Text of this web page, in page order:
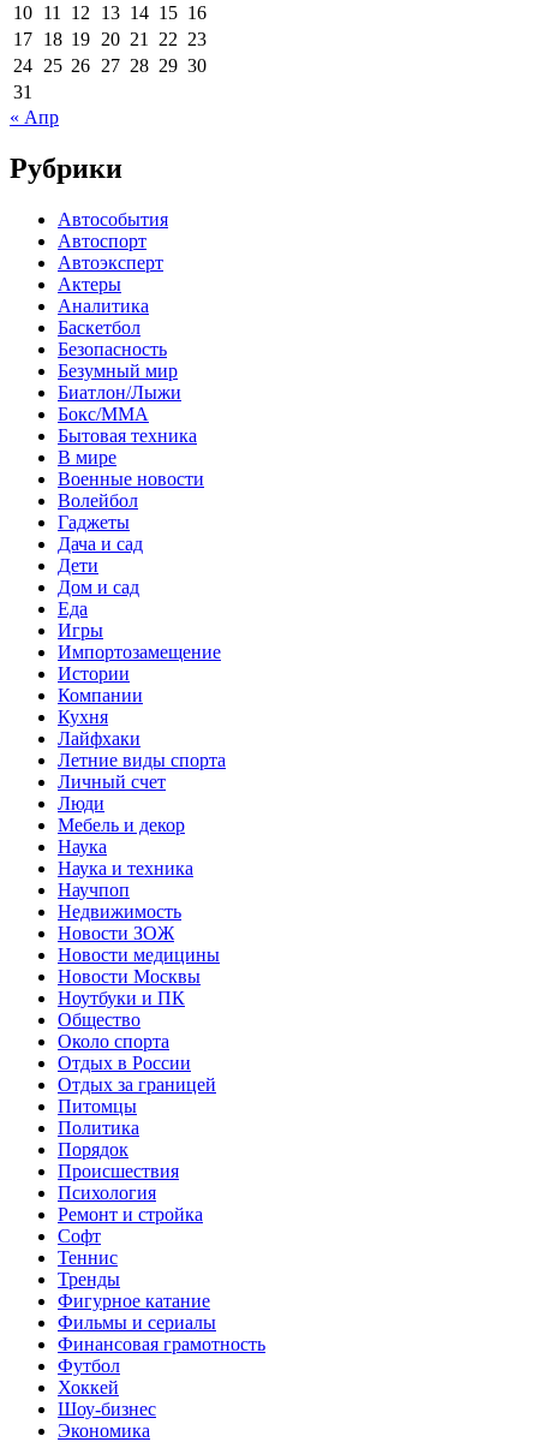
10 11 12 13 14 15 16
17 18 19 20 21 22 23
24 25 26 27 28 29 30
31
« Апр
Рубрики
Автособытия
Автоспорт
Автоэксперт
Актеры
Аналитика
Баскетбол
Безопасность
Безумный мир
Биатлон/Лыжи
Бокс/MMA
Бытовая техника
В мире
Военные новости
Волейбол
Гаджеты
Дача и сад
Дети
Дом и сад
Еда
Игры
Импортозамещение
Истории
Компании
Кухня
Лайфхаки
Летние виды спорта
Личный счет
Люди
Мебель и декор
Наука
Наука и техника
Научпоп
Недвижимость
Новости ЗОЖ
Новости медицины
Новости Москвы
Ноутбуки и ПК
Общество
Около спорта
Отдых в России
Отдых за границей
Питомцы
Политика
Порядок
Происшествия
Психология
Ремонт и стройка
Софт
Теннис
Тренды
Фигурное катание
Фильмы и сериалы
Финансовая грамотность
Футбол
Хоккей
Шоу-бизнес
Экономика